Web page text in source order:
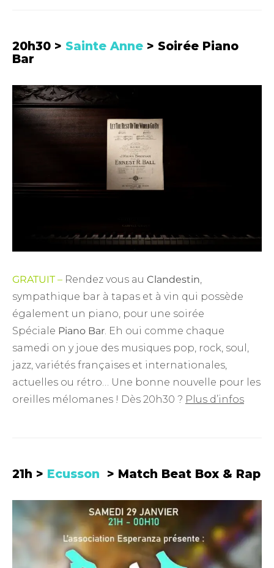
20h30 > Sainte Anne > Soirée Piano
Bar
GRATUIT – Rendez vous au Clandestin,
sympathique bar à tapas et à vin qui possède
également un piano, pour une soirée
Spéciale Piano Bar. Eh oui comme chaque
samedi on y joue des musiques pop, rock, soul,
jazz, variétés françaises et internationales,
actuelles ou rétro… Une bonne nouvelle pour les
oreilles mélomanes ! Dès 20h30 ? Plus d’infos
21h > Ecusson > Match Beat Box & Rap